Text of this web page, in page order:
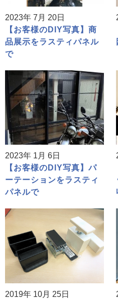
2023年 7月 20日
【お客様のDIY写真】商
品展示をラスティパネル
で
2023年 1月 6日
【お客様のDIY写真】パ
ーテーションをラスティ
パネルで
2019年 10月 25日